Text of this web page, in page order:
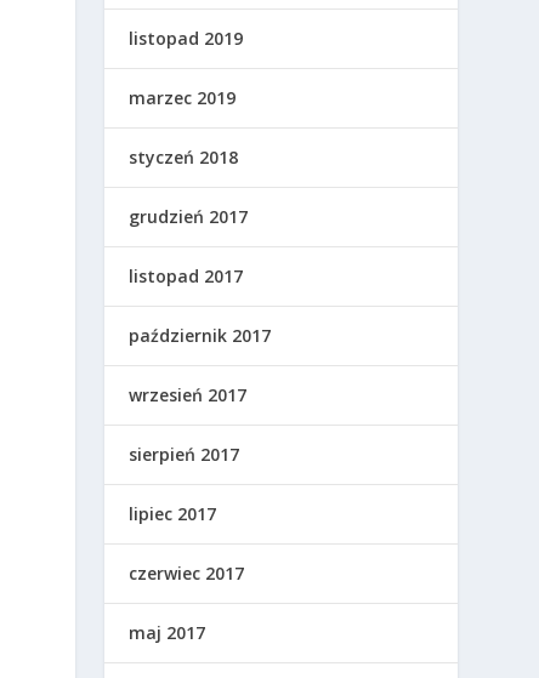
listopad 2019
marzec 2019
styczeń 2018
grudzień 2017
listopad 2017
październik 2017
wrzesień 2017
sierpień 2017
lipiec 2017
czerwiec 2017
maj 2017